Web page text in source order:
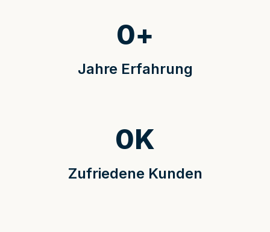
Jahre Erfahrung
0+
Zufriedene Kunden
0K